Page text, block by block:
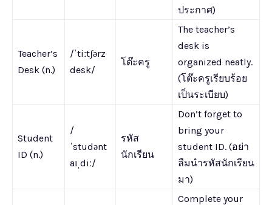
ประกาศ)
Teacher’s
Desk (n.)
/ˈtiːtʃərz
desk/
โต๊ะครู
The teacher’s
desk is
organized neatly.
(โต๊ะครูเรียบร้อย
เป็นระเบียบ)
Student
ID (n.)
/
ˈstudənt
aɪˌdiː/
รหัส
นักเรียน
Don’t forget to
bring your
student ID. (อย่า
ลืมนำรหัสนักเรียน
มา)
Complete your